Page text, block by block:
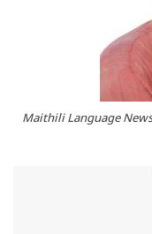
Maithili Language News: